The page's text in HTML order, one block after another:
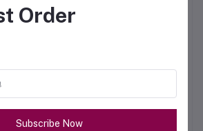
เค้กเบาหวิวรสฝอยทอง 110 กรัม (ไม่แช่เย็น)
Order
Subscribe Now